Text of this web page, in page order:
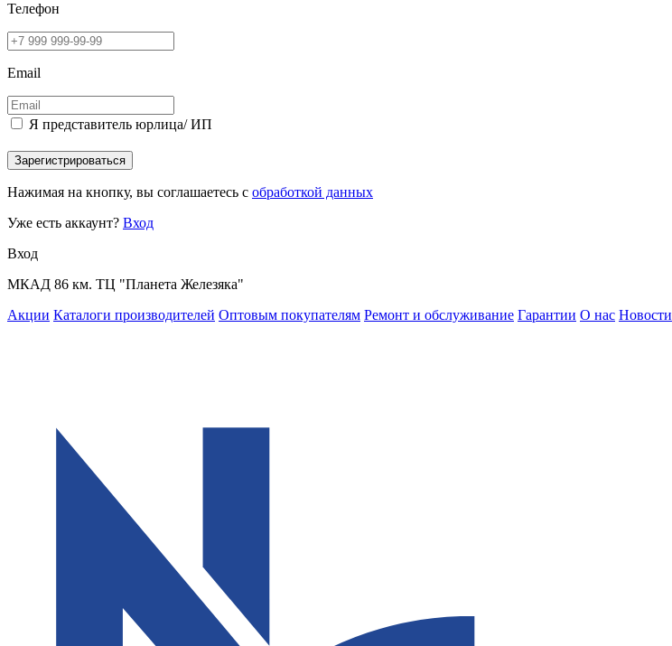
Телефон
Email
Я представитель юрлица/ ИП
Зарегистрироваться
Нажимая на кнопку, вы соглашаетесь с обработкой данных
Уже есть аккаунт? Вход
Вход
МКАД 86 км. ТЦ "Планета Железяка"
Акции Каталоги производителей Оптовым покупателям Ремонт и обслуживание Гарантии О нас Новости